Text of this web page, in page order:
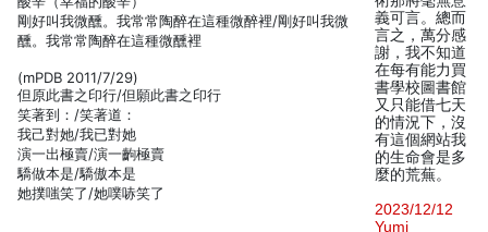
剛好叫我微醺。我常常陶醉在這種微醉裡/剛好叫我微
醺。我常常陶醉在這種微醺裡
(mPDB 2011/7/29)
但原此書之印行/但願此書之印行
笑著到：/笑著道：
我己對她/我已對她
演一出極賣/演一齣極賣
驕做本是/驕傲本是
她撲嗤笑了/她噗哧笑了
義可言。總而
言之，萬分感
謝，我不知道
在每有能力買
書學校圖書館
又只能借七天
的情況下，沒
有這個網站我
的生命會是多
麼的荒蕪。
2023/12/12
Yumi